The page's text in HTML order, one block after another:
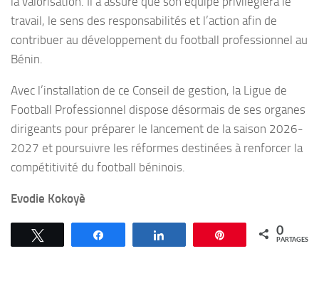
travail, le sens des responsabilités et l’action afin de
contribuer au développement du football professionnel au
Bénin.
Avec l’installation de ce Conseil de gestion, la Ligue de
Football Professionnel dispose désormais de ses organes
dirigeants pour préparer le lancement de la saison 2026-
2027 et poursuivre les réformes destinées à renforcer la
compétitivité du football béninois.
Evodie Kokoyè
Épingle 0
PARTAGES